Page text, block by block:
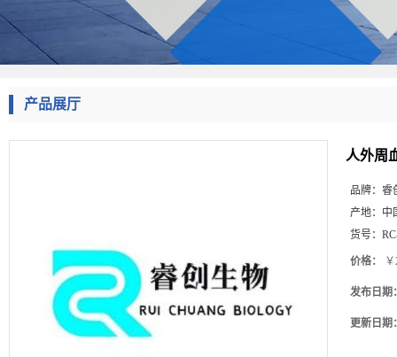
产品展厅
人外周
品牌： 睿
产地： 中
货号：
价格：
发布日期
更新日期